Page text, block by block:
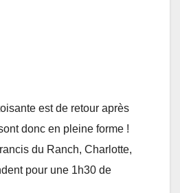
est de retour après
donc en pleine forme !
du Ranch, Charlotte,
pour une 1h30 de